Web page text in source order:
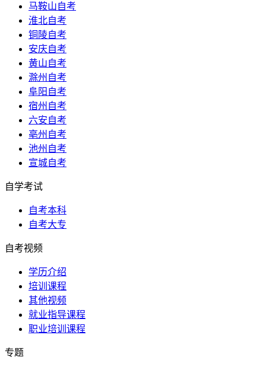
马鞍山自考
淮北自考
铜陵自考
安庆自考
黄山自考
滁州自考
阜阳自考
宿州自考
六安自考
亳州自考
池州自考
宣城自考
自学考试
自考本科
自考大专
自考视频
学历介绍
培训课程
其他视频
就业指导课程
职业培训课程
专题